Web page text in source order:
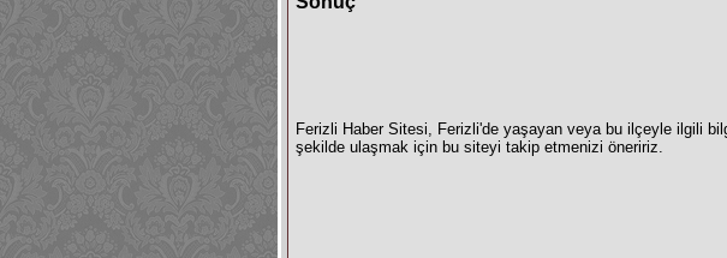
Ferizli Haber Sitesi, Ferizli'de yaşayan veya bu ilçeyle ilgili
şekilde ulaşmak için bu siteyi takip etmenizi öneririz.